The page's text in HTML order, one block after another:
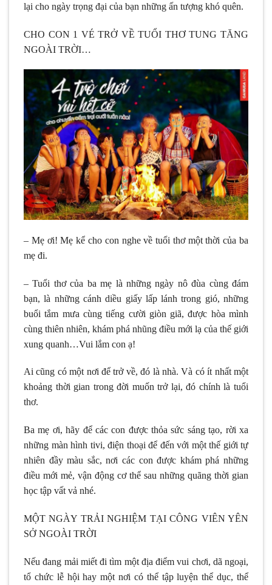
lại cho ngày trọng đại của bạn những ấn tượng khó quên.
CHO CON 1 VÉ TRỞ VỀ TUỔI THƠ TUNG TĂNG
NGOÀI TRỜI…
– Mẹ ơi! Mẹ kể cho con nghe về tuổi thơ một thời của ba
mẹ đi.
– Tuổi thơ của ba mẹ là những ngày nô đùa cùng đám
bạn, là những cánh diều giấy lấp lánh trong gió, những
buổi tắm mưa cùng tiếng cười giòn giã, được hòa mình
cùng thiên nhiên, khám phá nhũng điều mới lạ của thế giới
xung quanh…Vui lắm con ạ!
Ai cũng có một nơi để trở về, đó là nhà. Và có ít nhất một
khoảng thời gian trong đời muốn trở lại, đó chính là tuổi
thơ.
Ba mẹ ơi, hãy để các con được thỏa sức sáng tạo, rời xa
những màn hình tivi, điện thoại để đến với một thế giới tự
nhiên đầy màu sắc, nơi các con được khám phá những
điều mới mẻ, vận động cơ thể sau những quãng thời gian
học tập vất vả nhé.
MỘT NGÀY TRẢI NGHIỆM TẠI CÔNG VIÊN YÊN
SỞ NGOÀI TRỜI
Nếu đang mải miết đi tìm một địa điểm vui chơi, dã ngoại,
tổ chức lễ hội hay một nơi có thể tập luyện thể dục, thể